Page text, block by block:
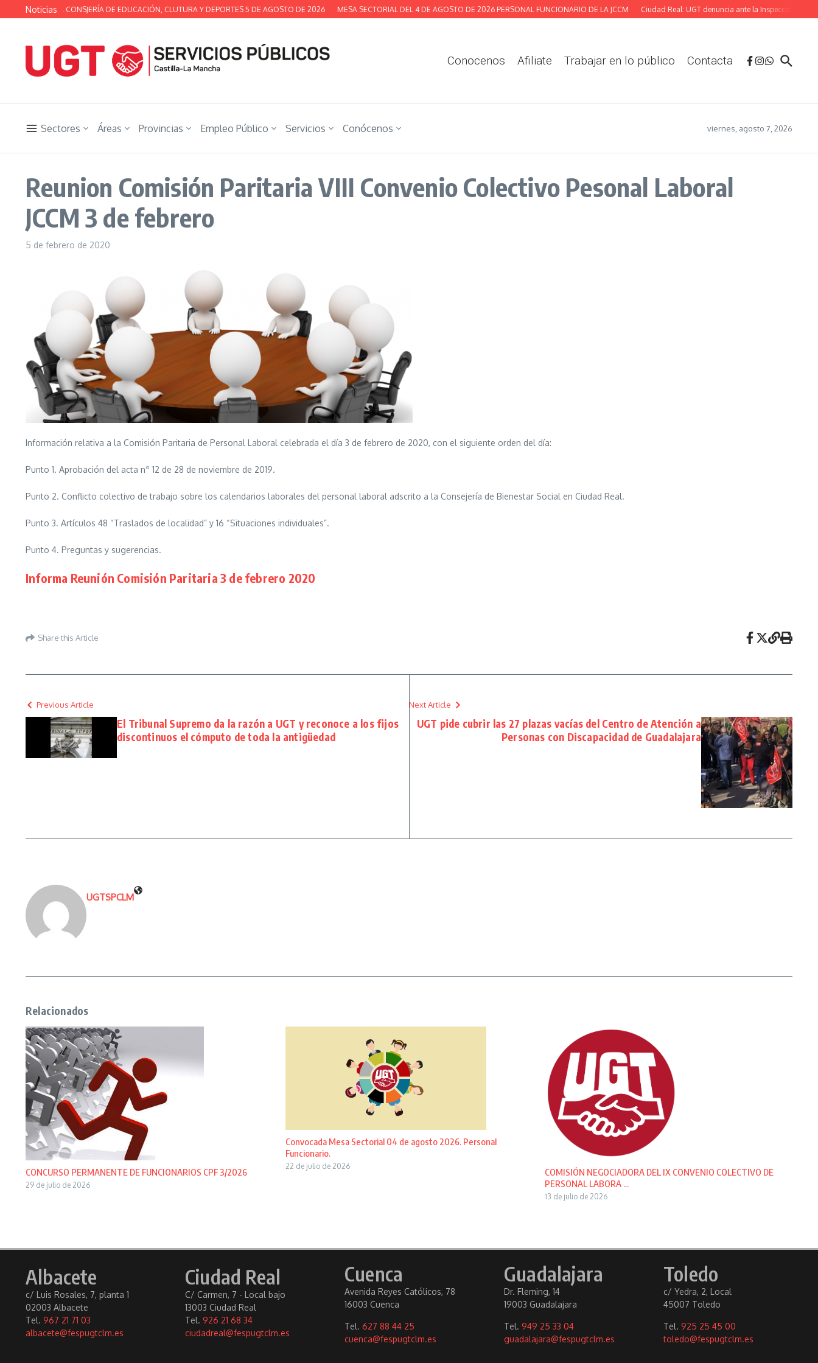
Saltar al contenido
Noticias
DE LA CONSJERÍA DE EDUCACIÓN, CLUTURA Y DEPORTES 5 DE AGOSTO DE 2026 MESA SECTORIAL DEL 4 DE AGOSTO DE 2026 PERSONAL FUNCIONARIO DE LA JCCM Ciudad Real: UGT denuncia ante la Inspección las
Conocenos Afiliate Trabajar en lo público Contacta
Sectores Áreas Provincias Empleo Público Servicios Conócenos viernes, agosto 7, 2026
Reunion Comisión Paritaria VIII Convenio Colectivo Pesonal Laboral
JCCM 3 de febrero
5 de febrero de 2020
Información relativa a la Comisión Paritaria de Personal Laboral celebrada el día 3 de febrero de 2020, con el siguiente orden del día:
Punto 1. Aprobación del acta nº 12 de 28 de noviembre de 2019.
Punto 2. Conflicto colectivo de trabajo sobre los calendarios laborales del personal laboral adscrito a la Consejería de Bienestar Social en Ciudad Real.
Punto 3. Artículos 48 “Traslados de localidad” y 16 “Situaciones individuales”.
Punto 4. Preguntas y sugerencias.
Informa Reunión Comisión Paritaria 3 de febrero 2020
Share this Article
Previous Article
El Tribunal Supremo da la razón a UGT y reconoce a los fijos
discontinuos el cómputo de toda la antigüedad
Next Article
UGT pide cubrir las 27 plazas vacías del Centro de Atención a
Personas con Discapacidad de Guadalajara
UGTSPCLM
Relacionados
CONCURSO PERMANENTE DE FUNCIONARIOS CPF 3/2026
29 de julio de 2026
Convocada Mesa Sectorial 04 de agosto 2026. Personal
Funcionario.
22 de julio de 2026
COMISIÓN NEGOCIADORA DEL IX CONVENIO COLECTIVO DE
PERSONAL LABORA ...
13 de julio de 2026
Albacete
c/ Luis Rosales, 7, planta 1
02003 Albacete
Tel. 967 21 71 03
albacete@fespugtclm.es
Ciudad Real
C/ Carmen, 7 - Local bajo
13003 Ciudad Real
Tel. 926 21 68 34
ciudadreal@fespugtclm.es
Cuenca
Avenida Reyes Católicos, 78
16003 Cuenca
Tel. 627 88 44 25
cuenca@fespugtclm.es
Guadalajara
Dr. Fleming, 14
19003 Guadalajara
Tel. 949 25 33 04
guadalajara@fespugtclm.es
Toledo
c/ Yedra, 2, Local
45007 Toledo
Tel. 925 25 45 00
toledo@fespugtclm.es